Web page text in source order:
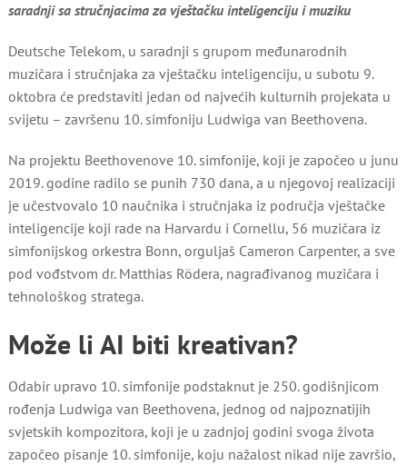
Dovršena
10.
Simfonija
saradnji sa stručnjacima za vještačku inteligenciju i muziku
Deutsche Telekom, u saradnji s grupom međunarodnih
muzičara i stručnjaka za vještačku inteligenciju, u subotu 9.
oktobra će predstaviti jedan od najvećih kulturnih projekata u
svijetu – završenu 10. simfoniju Ludwiga van Beethovena.
Na projektu Beethovenove 10. simfonije, koji je započeo u junu
2019. godine radilo se punih 730 dana, a u njegovoj realizaciji
je učestvovalo 10 naučnika i stručnjaka iz područja vještačke
inteligencije koji rade na Harvardu i Cornellu, 56 muzičara iz
simfonijskog orkestra Bonn, orguljaš Cameron Carpenter, a sve
pod vođstvom dr. Matthias Rödera, nagrađivanog muzičara i
tehnološkog stratega.
Može li AI biti kreativan?
Odabir upravo 10. simfonije podstaknut je 250. godišnjicom
rođenja Ludwiga van Beethovena, jednog od najpoznatijih
svjetskih kompozitora, koji je u zadnjoj godini svoga života
započeo pisanje 10. simfonije, koju nažalost nikad nije završio,